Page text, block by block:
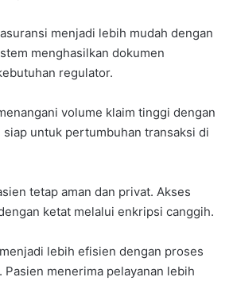
menjadi lebih mudah dengan
menghasilkan dokumen
regulator.
volume klaim tinggi dengan
siap untuk pertumbuhan transaksi di
tetap aman dan privat. Akses
ketat melalui enkripsi canggih.
lebih efisien dengan proses
menerima pelayanan lebih